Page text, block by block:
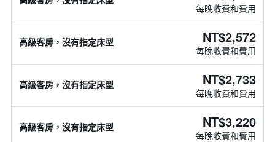
每晚收費和費用
高級客房，沒有指定床型 NT$2,572
每晚收費和費用
高級客房，沒有指定床型 NT$2,733
每晚收費和費用
高級客房，沒有指定床型 NT$3,220
每晚收費和費用